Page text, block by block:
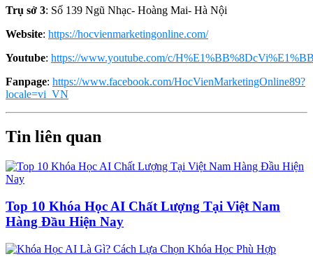
Trụ sở 3: Số 139 Ngũ Nhạc- Hoàng Mai- Hà Nội
Website: https://hocvienmarketingonline.com/
Youtube: https://www.youtube.com/c/
Fanpage: https://www.facebook.com/HocVienMarketingOnline89?
locale=vi_VN
Tin liên quan
Top 10 Khóa Học AI Chất Lượng Tại Việt Nam
Hàng Đầu Hiện Nay